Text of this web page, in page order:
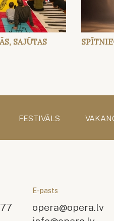
SAJŪTAS
FESTIVĀLS
E-pasts
opera@opera.lv